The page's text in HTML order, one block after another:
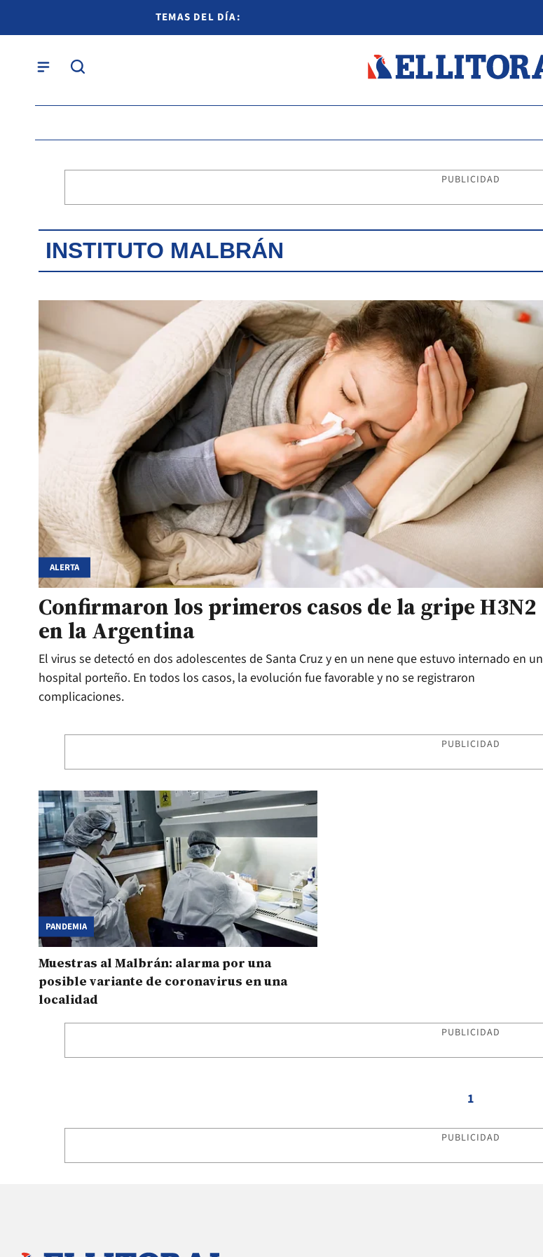
TEMAS DEL DÍA:
PUBLICIDAD
INSTITUTO MALBRÁN
ALERTA
Confirmaron los primeros casos de la gripe H3N2
en la Argentina
El virus se detectó en dos adolescentes de Santa Cruz y en un nene que estuvo internado en un
hospital porteño. En todos los casos, la evolución fue favorable y no se registraron
complicaciones.
PUBLICIDAD
PANDEMIA
Muestras al Malbrán: alarma por una
posible variante de coronavirus en una
localidad
PUBLICIDAD
1
PUBLICIDAD